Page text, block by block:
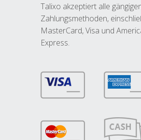
Talixo akzeptiert alle
Zahlungsmethoden,
MasterCard, Visa und
Express.